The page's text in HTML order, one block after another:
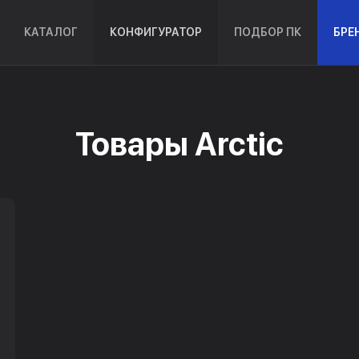
КАТАЛОГ КОНФИГУРАТОР ПОДБОР ПК
Товары Arctic